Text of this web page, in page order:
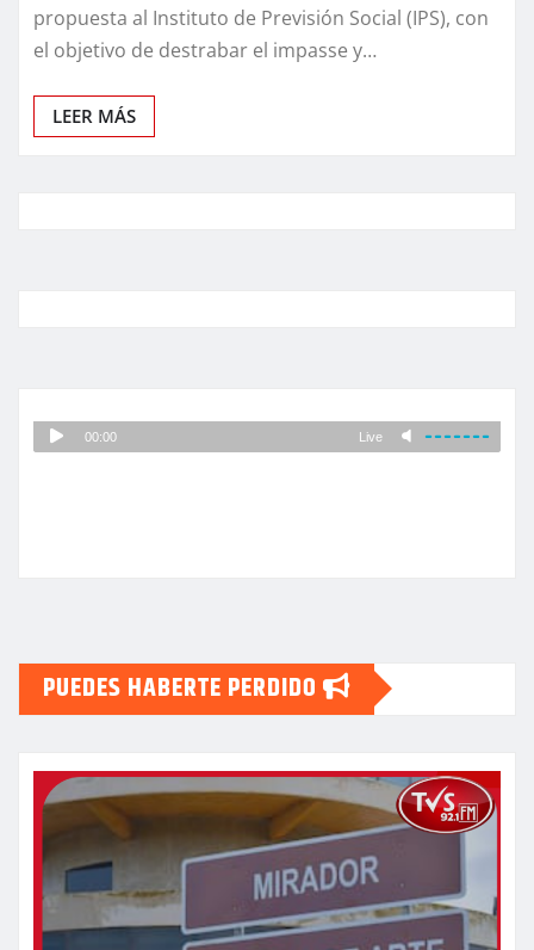
propuesta al Instituto de Previsión Social (IPS), con
el objetivo de destrabar el impasse y…
LEER MÁS
PUEDES HABERTE PERDIDO